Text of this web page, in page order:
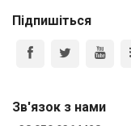
Підпишіться
Зв'язок з нами